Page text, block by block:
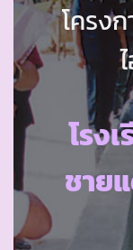
โครง
โรง
ชาย